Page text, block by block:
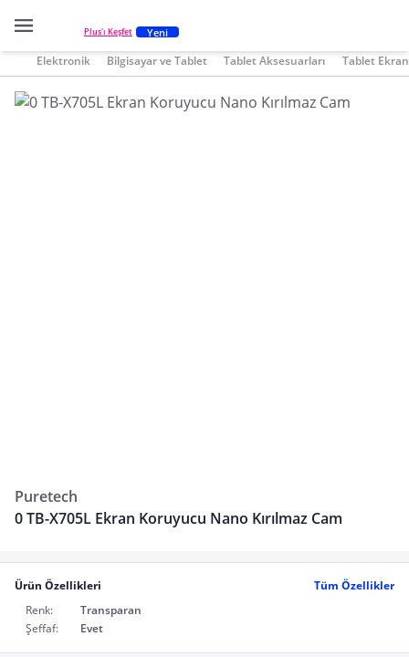
Plus'ı Keşfet Yeni
Elektronik Bilgisayar ve Tablet Tablet Aksesuarları Tablet
Puretech
0 TB-X705L Ekran Koruyucu Nano Kırılmaz Cam
Ürün Özellikleri
Tüm Özellikler
Renk:
Transparan
Şeffaf:
Evet